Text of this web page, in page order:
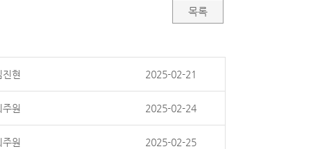
목록
진현 2025-02-21
주원 2025-02-24
주원 2025-02-25